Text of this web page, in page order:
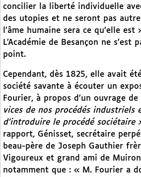
concilier la liberté individuelle
des utopies et ne seront pas
l’âme humaine sera ce qu’elle
L’Académie de Besançon ne s’est
point.
Cependant, dès 1825, elle avait
société savante à écouter un
Fourier, à propos d’un ouvrage
vices de nos procédés industriels
d’introduire le procédé sociétaire
rapport, Génisset, secrétaire
beau-père de Joseph Gauthier
Vigoureux et grand ami de
notamment que : « M. Fourier a